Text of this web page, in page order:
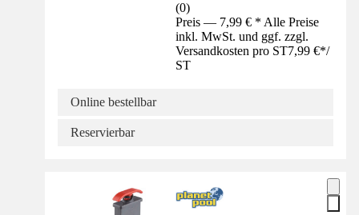
(0)
Preis — 7,99 € * Alle Preise
inkl. MwSt. und ggf. zzgl.
Versandkosten pro ST7,99 €*/
ST
Online bestellbar
Reservierbar